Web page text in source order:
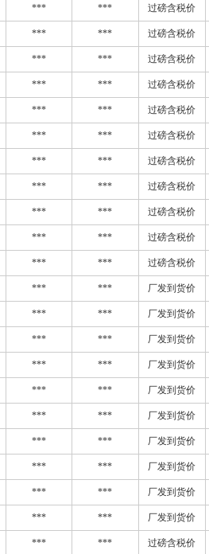
*** *** 过磅含税价
*** *** 过磅含税价
*** *** 过磅含税价
*** *** 过磅含税价
*** *** 过磅含税价
*** *** 过磅含税价
*** *** 过磅含税价
*** *** 过磅含税价
*** *** 过磅含税价
*** *** 过磅含税价
*** *** 过磅含税价
*** *** 厂发到货价
*** *** 厂发到货价
*** *** 厂发到货价
*** *** 厂发到货价
*** *** 厂发到货价
*** *** 厂发到货价
*** *** 厂发到货价
*** *** 厂发到货价
*** *** 厂发到货价
*** *** 厂发到货价
*** *** 过磅含税价